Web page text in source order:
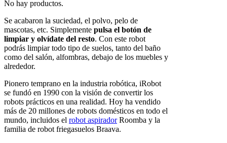
No hay productos.
Se acabaron la suciedad, el polvo, pelo de
mascotas, etc. Simplemente pulsa el botón de
limpiar y olvídate del resto. Con este robot
podrás limpiar todo tipo de suelos, tanto del baño
como del salón, alfombras, debajo de los muebles y
alrededor.
Pionero temprano en la industria robótica, iRobot
se fundó en 1990 con la visión de convertir los
robots prácticos en una realidad. Hoy ha vendido
más de 20 millones de robots domésticos en todo el
mundo, incluidos el robot aspiradorRoomba y la
familia de robot friegasuelos Braava.